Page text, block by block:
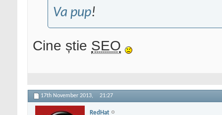
Va pup!
Cine știe SEO
17th November 2013, 21:27
RedHat